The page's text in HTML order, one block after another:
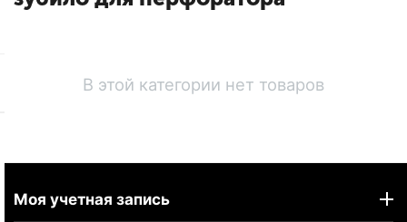
В этой категории нет товаров
Моя учетная запись